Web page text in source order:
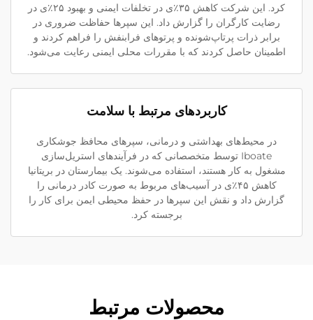
کرد. این شرکت کاهش ۳۵٪ی در تخلفات ایمنی و بهبود ۲۵٪ی در
رضایت کارگران را گزارش داد. این سپرها حفاظت ضروری در
برابر ذرات پرتاپ‌شونده و پرتوهای فرابنفش را فراهم کردند و
اطمینان حاصل کردند که با مقررات محلی ایمنی رعایت می‌شود.
کاربردهای مرتبط با سلامت
در محیط‌های بهداشتی و درمانی، سپر‌های محافظ جوشکاری
Iboate توسط متخصصانی که در فرآیندهای استریل‌سازی
مشغول به کار هستند، استفاده می‌شوند. یک بیمارستان در بریتانیا
کاهش ۴۵٪ی در آسیب‌های مربوط به صورت کادر درمانی را
گزارش داد و نقش این سپرها در حفظ محیطی ایمن برای کار را
برجسته کرد.
محصولات مرتبط